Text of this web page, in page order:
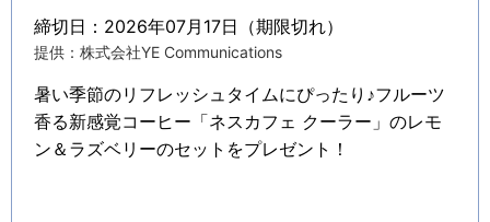
締切日：2026年07月17日（期限切れ）
提供：株式会社YE Communications
暑い季節のリフレッシュタイムにぴったり♪フルーツ
香る新感覚コーヒー「ネスカフェ クーラー」のレモ
ン＆ラズベリーのセットをプレゼント！